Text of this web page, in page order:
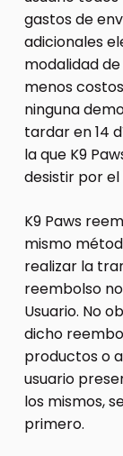
gastos de
adicionales
modalidad
menos
ninguna
tardar en 14
la que K9
desistir por el
K9 Paws
mismo
realizar la
reembolso
Usuario. No
dicho
productos o
usuario
los mismos,
primero.